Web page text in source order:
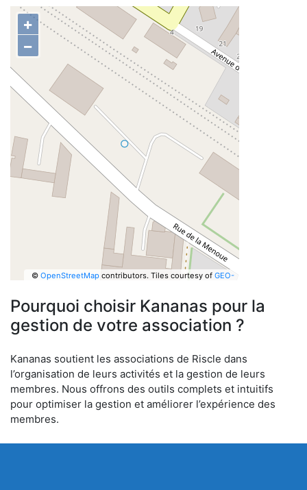
+
−
© OpenStreetMapcontributors. Tiles courtesy of GEO-
Pourquoi choisir Kananas pour la
gestion de votre association ?
Kananas soutient les associations de Riscle dans
l’organisation de leurs activités et la gestion de leurs
membres. Nous offrons des outils complets et intuitifs
pour optimiser la gestion et améliorer l’expérience des
membres.